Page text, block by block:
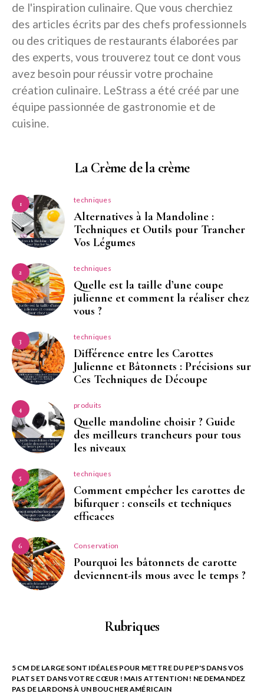
de l'inspiration culinaire. Que vous cherchiez
des articles écrits par des chefs professionnels
ou des critiques de restaurants élaborées par
des experts, vous trouverez tout ce dont vous
avez besoin pour réussir votre prochaine
création culinaire. LeStrass a été créé par une
équipe passionnée de gastronomie et de
cuisine.
La Crème de la crème
1 techniques
Alternatives à la Mandoline :
Techniques et Outils pour Trancher
Vos Légumes
2 techniques
Quelle est la taille d’une coupe
julienne et comment la réaliser chez
vous ?
3 techniques
Différence entre les Carottes
Julienne et Bâtonnets : Précisions sur
Ces Techniques de Découpe
4 produits
Quelle mandoline choisir ? Guide
des meilleurs trancheurs pour tous
les niveaux
5 techniques
Comment empêcher les carottes de
bifurquer : conseils et techniques
efficaces
6 Conservation
Pourquoi les bâtonnets de carotte
deviennent-ils mous avec le temps ?
Rubriques
5 CM DE LARGE SONT IDÉALES POUR METTRE DU PEP'S DANS VOS
PLATS ET DANS VOTRE CŒUR ! MAIS ATTENTION ! NE DEMANDEZ
PAS DE LARDONS À UN BOUCHER AMÉRICAIN